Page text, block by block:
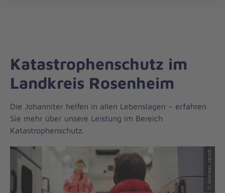
Katastrophenschutz im
Landkreis Rosenheim
Die Johanniter helfen in allen Lebenslagen – erfahren
Sie mehr über unsere Leistung im Bereich
Katastrophenschutz.
© Andreas Jacob